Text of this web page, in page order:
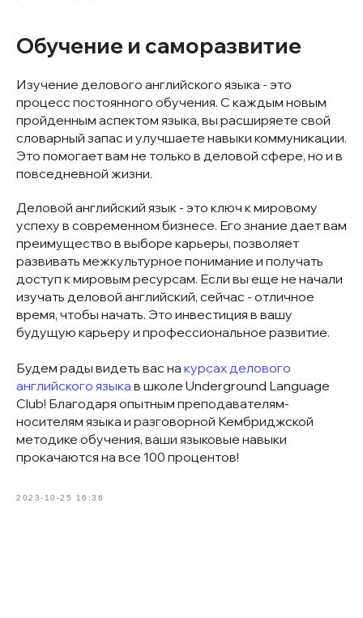
Обучение и саморазвитие
Изучение делового английского языка - это
процесс постоянного обучения. С каждым новым
пройденным аспектом языка, вы расширяете свой
словарный запас и улучшаете навыки коммуникации.
Это помогает вам не только в деловой сфере, но и в
повседневной жизни.
Деловой английский язык - это ключ к мировому
успеху в современном бизнесе. Его знание дает вам
преимущество в выборе карьеры, позволяет
развивать межкультурное понимание и получать
доступ к мировым ресурсам. Если вы еще не начали
изучать деловой английский, сейчас - отличное
время, чтобы начать. Это инвестиция в вашу
будущую карьеру и профессиональное развитие.
Будем рады видеть вас на курсах делового
английского языка в школе Underground Language
Club! Благодаря опытным преподавателям-
носителям языка и разговорной Кембриджской
методике обучения, ваши языковые навыки
прокачаются на все 100 процентов!
2023-10-25 16:36